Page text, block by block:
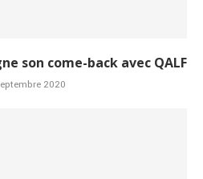
son come-back avec QALF
2020